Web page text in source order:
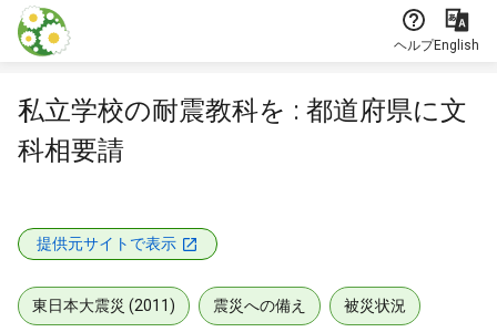
本文に飛ぶ
ヘルプEnglish
私立学校の耐震教科を : 都道府県に文
科相要請
提供元サイトで表示
東日本大震災 (2011) 震災への備え 被災状況